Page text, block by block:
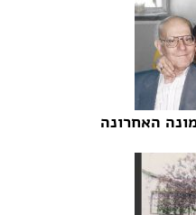
האחרונה